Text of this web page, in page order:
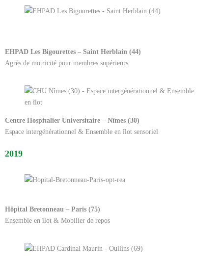
EHPAD Les Bigourettes – Saint Herblain (44)
Agrès de motricité pour membres supérieurs
Centre Hospitalier Universitaire – Nîmes (30)
Espace intergénérationnel & Ensemble en îlot sensoriel
2019
Hôpital Bretonneau – Paris (75)
Ensemble en îlot & Mobilier de repos